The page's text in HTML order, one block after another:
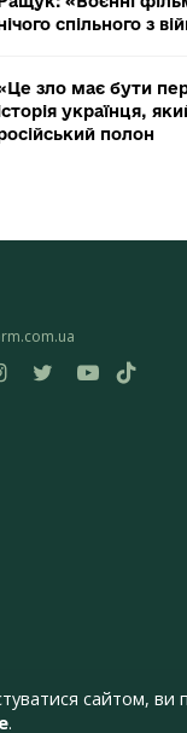
спільного з
зло має бути
українця,
полон
сайтом, ви
.